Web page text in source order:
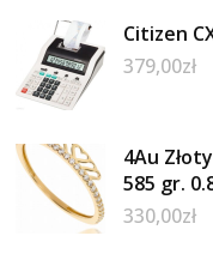
Citizen
379,00zł
4Au
585 gr.
330,00zł